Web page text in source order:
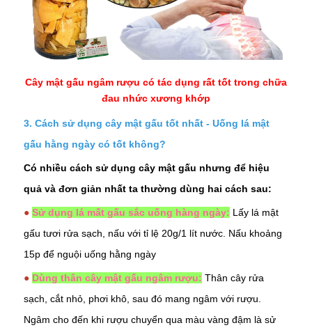
Cây mật gấu ngâm rượu có tác dụng rất tốt trong chữa
đau nhức xương khớp
3. Cách sử dụng cây mật gấu tốt nhất - Uống lá mật
gấu hằng ngày có tốt không?
Có nhiều cách sử dụng cây mật gấu nhưng để hiệu
quả và đơn giản nhất ta thường dùng hai cách sau:
● Sử dụng lá mất gấu sắc uống hàng ngày: Lấy lá mật
gấu tươi rửa sạch, nấu với tỉ lệ 20g/1 lít nước. Nấu khoảng
15p để nguội uống hằng ngày
● Dùng thân cây mật gấu ngâm rượu: Thân cây rửa
sạch, cắt nhỏ, phơi khô, sau đó mang ngâm với rượu.
Ngâm cho đến khi rượu chuyển qua màu vàng đậm là sử